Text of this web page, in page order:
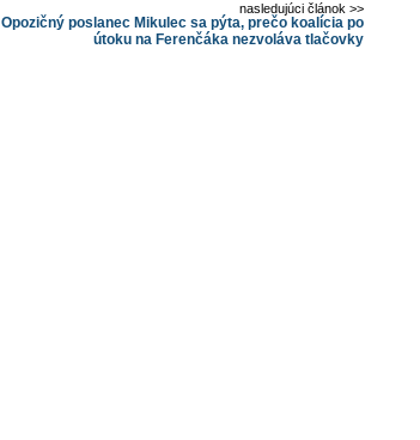
nasledujúci článok >>
Opozičný poslanec Mikulec sa pýta, prečo koalícia po
útoku na Ferenčáka nezvoláva tlačovky